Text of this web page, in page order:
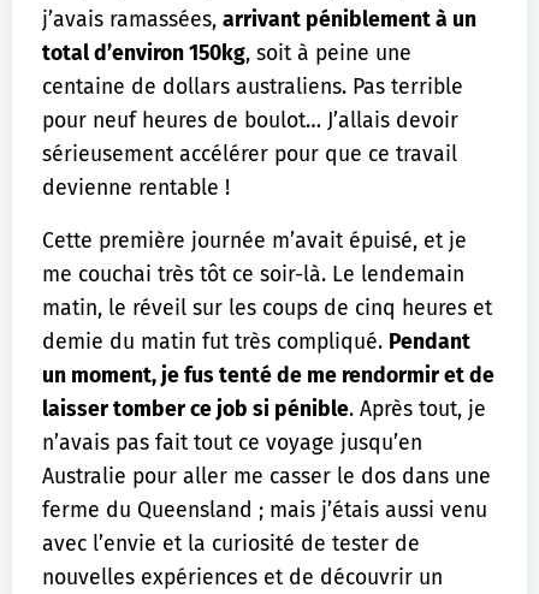
j’avais ramassées, arrivant péniblement à un
total d’environ 150kg, soit à peine une
centaine de dollars australiens. Pas terrible
pour neuf heures de boulot… J’allais devoir
sérieusement accélérer pour que ce travail
devienne rentable !
Cette première journée m’avait épuisé, et je
me couchai très tôt ce soir-là. Le lendemain
matin, le réveil sur les coups de cinq heures et
demie du matin fut très compliqué. Pendant
un moment, je fus tenté de me rendormir et de
laisser tomber ce job si pénible. Après tout, je
n’avais pas fait tout ce voyage jusqu’en
Australie pour aller me casser le dos dans une
ferme du Queensland ; mais j’étais aussi venu
avec l’envie et la curiosité de tester de
nouvelles expériences et de découvrir un